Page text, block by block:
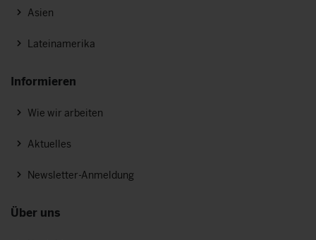
Asien
Lateinamerika
Informieren
Wie wir arbeiten
Aktuelles
Newsletter-Anmeldung
Über uns